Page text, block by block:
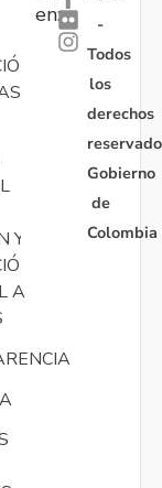
Y
A
en:
-
Todos
los
derechos
Gobierno
de
Colombia